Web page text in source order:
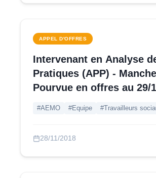
APPEL D'OFFRES
Intervenant en Analyse
Pratiques (APP) - Manche
Pourvue en offres au 29/
#AEMO #Equipe #Travailleurs
28/11/2018